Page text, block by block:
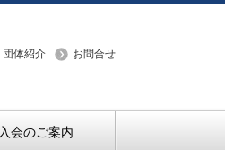
団体紹介 お問合せ
入会のご案内